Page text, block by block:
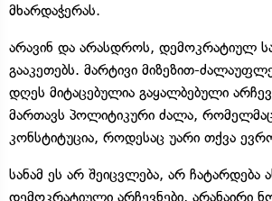
მხარდაჭერას.
არავინ და არასდროს, დემოკრატიულ
გააკეთებს. მარტივი მიზეზით-
დღეს მიტაცებულია გაყალბებული
მართავს პოლიტიკური ძალა,
კონსტიტუცია, როდესაც უარი თქვა
სანამ ეს არ შეიცვლება, არ ჩატარდება
დემოკრატიული არჩევნები, არანაირი